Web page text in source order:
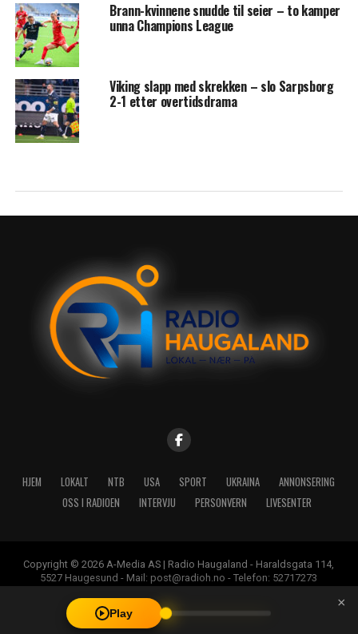
Brann-kvinnene snudde til seier – to kamper
unna Champions League
Viking slapp med skrekken – slo Sarpsborg
2-1 etter overtidsdrama
HJEM LOKALT NTB USA SPORT UKRAINA
ANNONSERING
OSS I RADIOEN
INTERVJU PERSONVERN LIVESENTER
Copyright © 2026 A-Media AS | Radio Haugaland - Haraldsgata 114,
5527 Haugesund - Mail: post@radioh.no - Telefon: 52717273
Play
×